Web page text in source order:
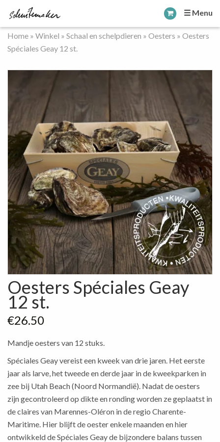
☰ Menu
Home » Winkel » Schaal en schelpdieren » Oesters » Oesters
Spéciales Geay 12 st.
Oesters Spéciales Geay
12 st.
€26.50
Mandje oesters van 12 stuks.
Spéciales Geay vereist een kweek van drie jaren. Het eerste
jaar als larve, het tweede en derde jaar in de kweekparken in
zee bij Utah Beach (Noord Normandië). Nadat de oesters
zijn gecontroleerd op dikte en ronding worden ze geplaatst in
de claires van Marennes-Oléron in de regio Charente-
Maritime. Hier blijft de oester enkele maanden en hier
ontwikkeld de Spéciales Geay de bijzondere balans tussen